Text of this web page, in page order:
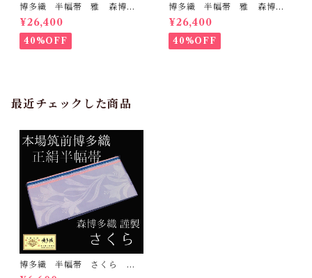
博多織 半幅帯 雅 森博多
織 正絹 リバーシブル 長
さ/3m78cm 日本製 和装
小袋帯 半巾帯
¥26,400
40%OFF
博多織 半幅帯 雅 森博多
織 正絹 リバーシブル 長
さ/3m78cm 日本製 和装
小袋帯 半巾帯
¥26,400
40%OFF
最近チェックした商品
博多織 半幅帯 さくら 森
博多織 正絹 日本製 和